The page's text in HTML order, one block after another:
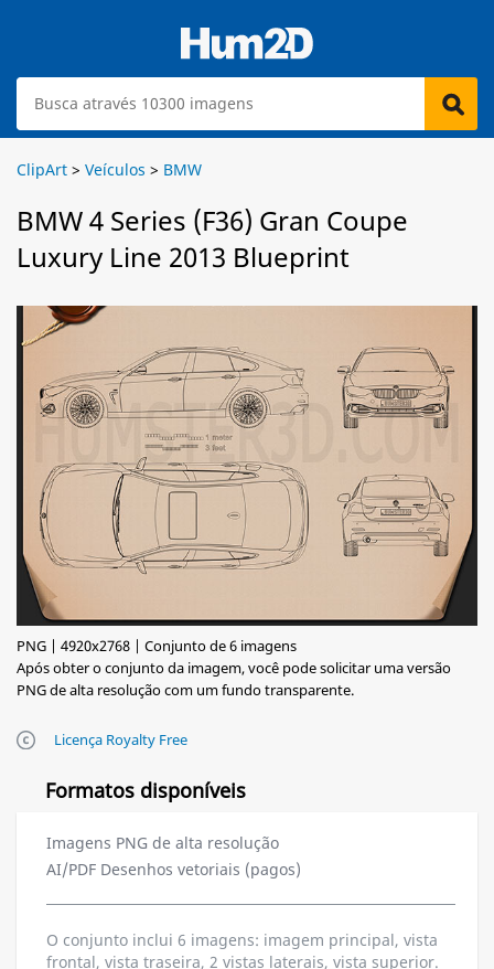
ClipArt > Veículos > BMW
BMW 4 Series (F36) Gran Coupe
Luxury Line 2013 Blueprint
PNG | 4920x2768 | Conjunto de 6 imagens
Após obter o conjunto da imagem, você pode solicitar uma versão
PNG de alta resolução com um fundo transparente.
Licença Royalty Free
Formatos disponíveis
Imagens PNG de alta resolução
AI/PDF Desenhos vetoriais (pagos)
O conjunto inclui 6 imagens: imagem principal, vista
frontal, vista traseira, 2 vistas laterais, vista superior.